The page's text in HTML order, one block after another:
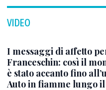
VIDEO
I messaggi di affetto
Franceschin: così il
è stato accanto fino
Auto in fiamme lungo